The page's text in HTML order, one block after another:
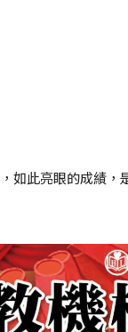
習
如此亮眼的成績，